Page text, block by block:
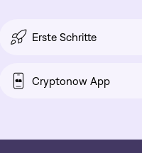
Erste Schritte
Cryptonow App